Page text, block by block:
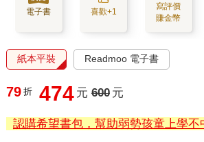
電子書 喜歡+1
寫評價
賺金幣
紙本平裝 Readmoo 電子書
79 折 474 元 600 元
認購希望書包，幫助弱勢孩童上學不